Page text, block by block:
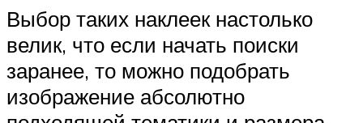
Выбор таких наклеек настолько
велик, что если начать поиски
заранее, то можно подобрать
изображение абсолютно